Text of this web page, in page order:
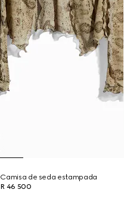
Camisa de seda estampada
R 46 500